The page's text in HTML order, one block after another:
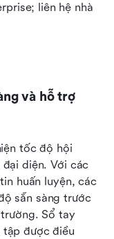
liên hệ nhà
và hỗ trợ
tốc độ hội
diện. Với các
huấn luyện, các
sẵn sàng trước
Sổ tay
tập được điều